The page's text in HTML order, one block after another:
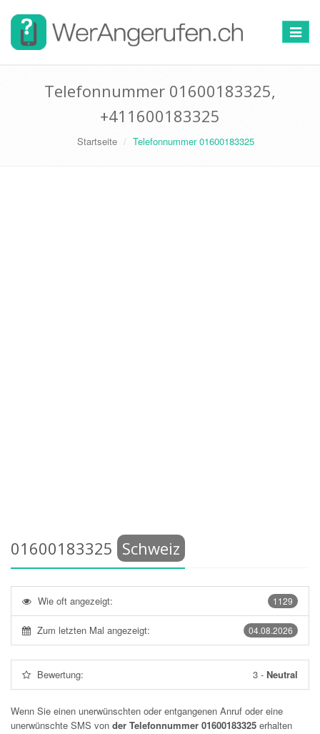
Toggle
Telefonnummer 01600183325,
+411600183325
Startseite Telefonnummer 01600183325
01600183325 Schweiz
1129
Wie oft angezeigt:
04.08.2026
Zum letzten Mal angezeigt:
Bewertung: 3 - Neutral
Wenn Sie einen unerwünschten oder entgangenen Anruf oder eine
unerwünschte SMS von der Telefonnummer 01600183325 erhalten